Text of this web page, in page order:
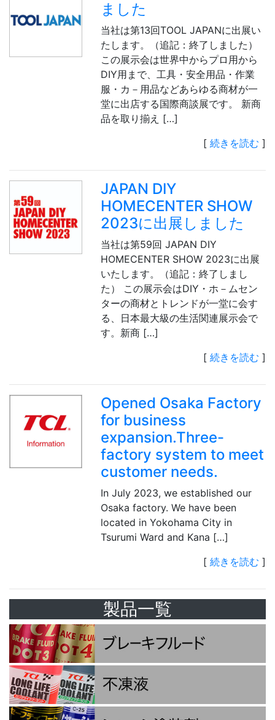
ました
当社は第13回TOOL JAPANに出展い
たします。（追記：終了しました）
この展示会は世界中からプロ用から
DIY用まで、工具・安全用品・作業
服・カ－用品などあらゆる商材が一
堂に出店する国際商談展です。 新商
品を取り揃え […]
[ 続きを読む ]
JAPAN DIY
HOMECENTER SHOW
2023に出展しました
当社は第59回 JAPAN DIY
HOMECENTER SHOW 2023に出展
いたします。（追記：終了しまし
た） この展示会はDIY・ホ－ムセン
ターの商材とトレンドが一堂に会す
る、日本最大級の生活関連展示会で
す。新商 […]
[ 続きを読む ]
Opened Osaka Factory
for business
expansion.Three-
factory system to meet
customer needs.
In July 2023, we established our
Osaka factory. We have been
located in Yokohama City in
Tsurumi Ward and Kana […]
[ 続きを読む ]
製品一覧